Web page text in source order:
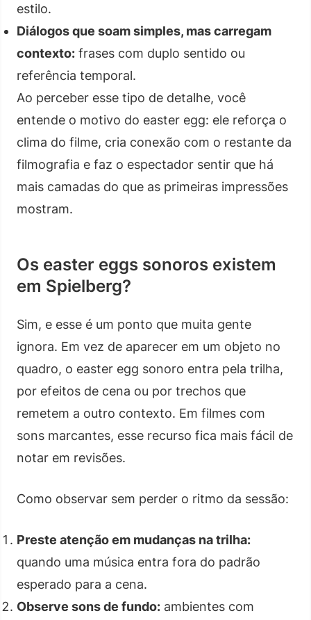
estilo.
Diálogos que soam simples, mas carregam
contexto: frases com duplo sentido ou
referência temporal.
Ao perceber esse tipo de detalhe, você
entende o motivo do easter egg: ele reforça o
clima do filme, cria conexão com o restante da
filmografia e faz o espectador sentir que há
mais camadas do que as primeiras impressões
mostram.
Os easter eggs sonoros existem
em Spielberg?
Sim, e esse é um ponto que muita gente
ignora. Em vez de aparecer em um objeto no
quadro, o easter egg sonoro entra pela trilha,
por efeitos de cena ou por trechos que
remetem a outro contexto. Em filmes com
sons marcantes, esse recurso fica mais fácil de
notar em revisões.
Como observar sem perder o ritmo da sessão:
Preste atenção em mudanças na trilha:
quando uma música entra fora do padrão
esperado para a cena.
Observe sons de fundo: ambientes com